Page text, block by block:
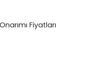
Fiyatları